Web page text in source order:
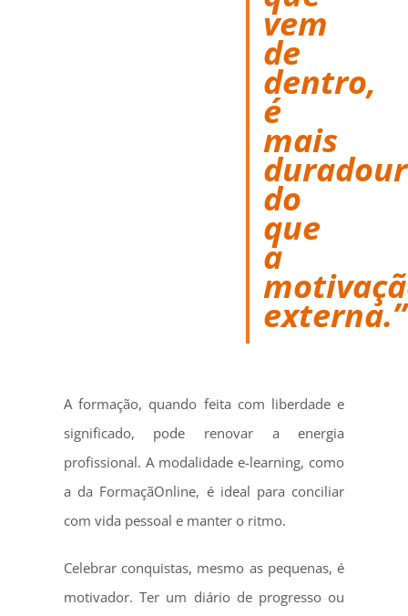
vem
de
dentro,
é
mais
do
que
a
externa.”
A formação, quando feita com liberdade e
significado, pode renovar a energia
profissional. A modalidade e-learning, como
a da FormaçãOnline, é ideal para conciliar
com vida pessoal e manter o ritmo.
Celebrar conquistas, mesmo as pequenas, é
motivador. Ter um diário de progresso ou